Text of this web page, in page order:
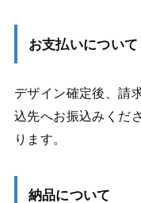
お支払いについて
デザイン確定後、請
込先へお振込みくだ
ります。
納品について